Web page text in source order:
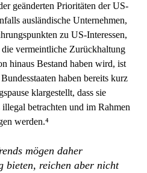
geänderten Prioritäten der US-
ausländische Unternehmen,
zu US-Interessen,
vermeintliche Zurückhaltung
hinaus Bestand haben wird, ist
haben bereits kurz
klargestellt, dass sie
betrachten und im Rahmen
werden.⁴
mögen daher
bieten, reichen aber nicht